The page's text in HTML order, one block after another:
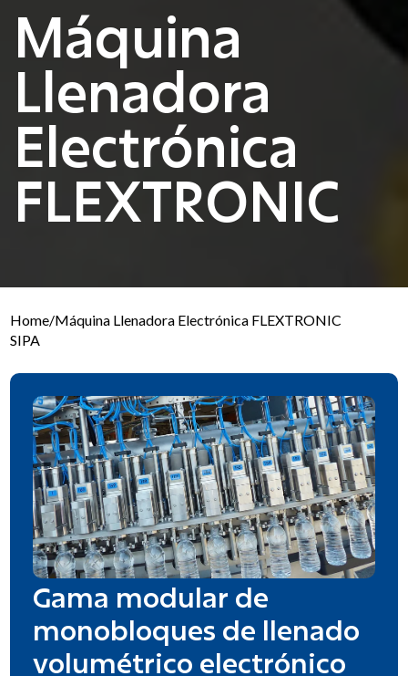
Máquina
Llenadora
Electrónica
FLEXTRONIC
Home/Máquina Llenadora Electrónica FLEXTRONIC
SIPA
Gama modular de
monobloques de llenado
volumétrico electrónico